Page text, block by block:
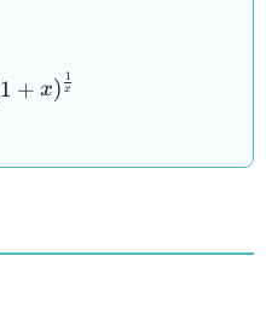
e = \lim_{x \to 0}
1 + x) x
1